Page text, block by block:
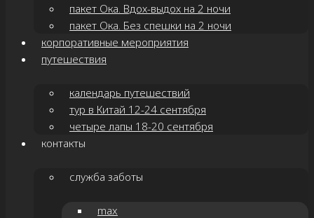
пакет Ока. Вдох-выдох на 2 ночи
пакет Ока. Без спешки на 2 ночи
корпоративные мероприятия
путешествия
календарь путешествий
тур в Китай 12-24 сентября
четыре лапы 18-20 сентября
контакты
служба заботы
max